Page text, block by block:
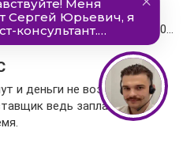
материалом отразите
Кредит КРБ.1.206.26.660…
и деньги не возвращены
ведь заплатил этот